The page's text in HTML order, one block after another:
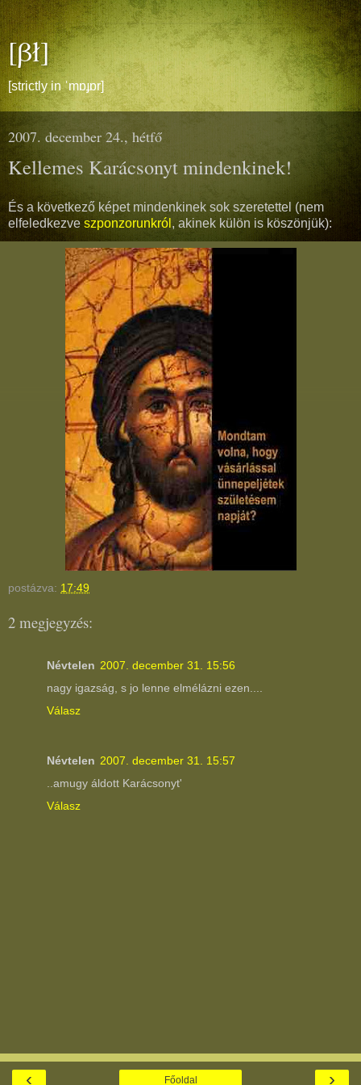
[βł]
[strictly in ˈmɒɟɒr]
2007. december 24., hétfő
Kellemes Karácsonyt mindenkinek!
És a következő képet mindenkinek sok szeretettel (nem
elfeledkezve szponzorunkról , akinek külön is köszönjük):
postázva: 17:49
2 megjegyzés:
Névtelen 2007. december 31. 15:56
nagy igazság, s jo lenne elmélázni ezen....
Válasz
Névtelen 2007. december 31. 15:57
..amugy áldott Karácsonyt'
Válasz
‹ ›
Főoldal